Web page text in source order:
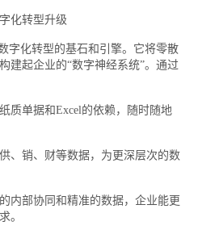
化转型升级
化转型的基石和引擎。它将零散
建起企业的“数字神经系统”。通过
单据和Excel的依赖，随时随地
销、财等数据，为更深层次的数
部协同和精准的数据，企业能更
。